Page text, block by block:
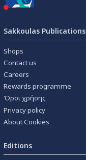
Sakkoulas Publications
Shops
Contact us
Careers
Rewards programme
Όροι χρήσης
Privacy policy
About Cookies
Editions